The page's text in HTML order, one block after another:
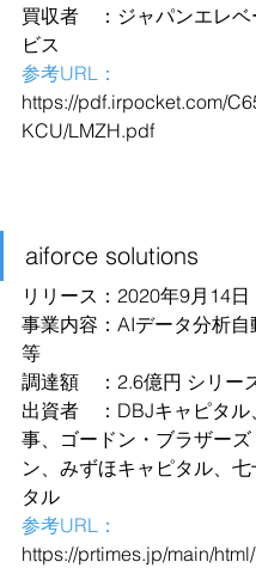
買収者　：ジャパンエレ
ビス
参考URL：
https://pdf.irpocket.com/
KCU/LMZH.pdf
aiforce solutions
リリース：2020年9月14日
事業内容：AIデータ分析
等
調達額　：2.6億円 シリー
出資者　：DBJキャピタル
事、ゴードン・ブラザー
ン、みずほキャピタル、
タル
参考URL：
https://prtimes.jp/main/